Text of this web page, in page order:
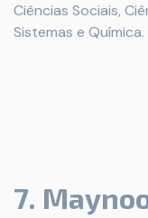
Ciências Sociais,
Sistemas e Química.
7.